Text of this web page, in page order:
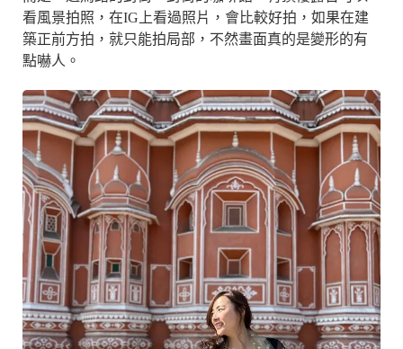
看風景拍照，在IG上看過照片，會比較好拍，如果在建
築正前方拍，就只能拍局部，不然畫面真的是變形的有
點嚇人。